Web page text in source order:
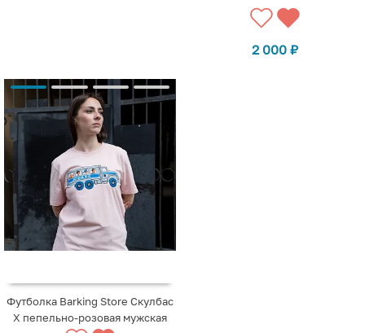
2 000 ₽
Футболка Barking Store Скулбас
X пепельно-розовая мужская